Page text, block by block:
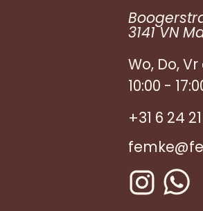
3141 VN
Wo, Do, Vr
10:00 -
+31 6 24